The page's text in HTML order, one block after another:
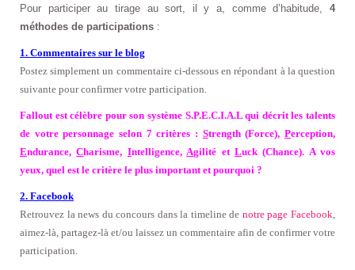
Pour participer au tirage au sort, il y a, comme d’habitude, 4
méthodes de participations :
1. Commentaires sur le blog
Postez simplement un commentaire ci-dessous en répondant à la question
suivante pour confirmer votre participation.
Fallout est célèbre pour son système S.P.E.C.I.A.L qui décrit les talents
de votre personnage selon 7 critères : Strength (Force),Perception,
Endurance,Charisme, Intelligence,Agilité et Luck (Chance). A vos
yeux, quel est le critère le plus important et pourquoi ?
2. Facebook
Retrouvez la news du concours dans la timeline de notre page Facebook,
aimez-là, partagez-là et/ou laissez un commentaire afin de confirmer votre
participation.